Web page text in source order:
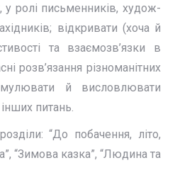
у ролі письменників, худож­
відкривати (хоча й
та взаємозв’язки в
розв’язання різноманітних
й висловлювати
питань.
“До побачення, літо,
“Зимова казка”, “Людина та